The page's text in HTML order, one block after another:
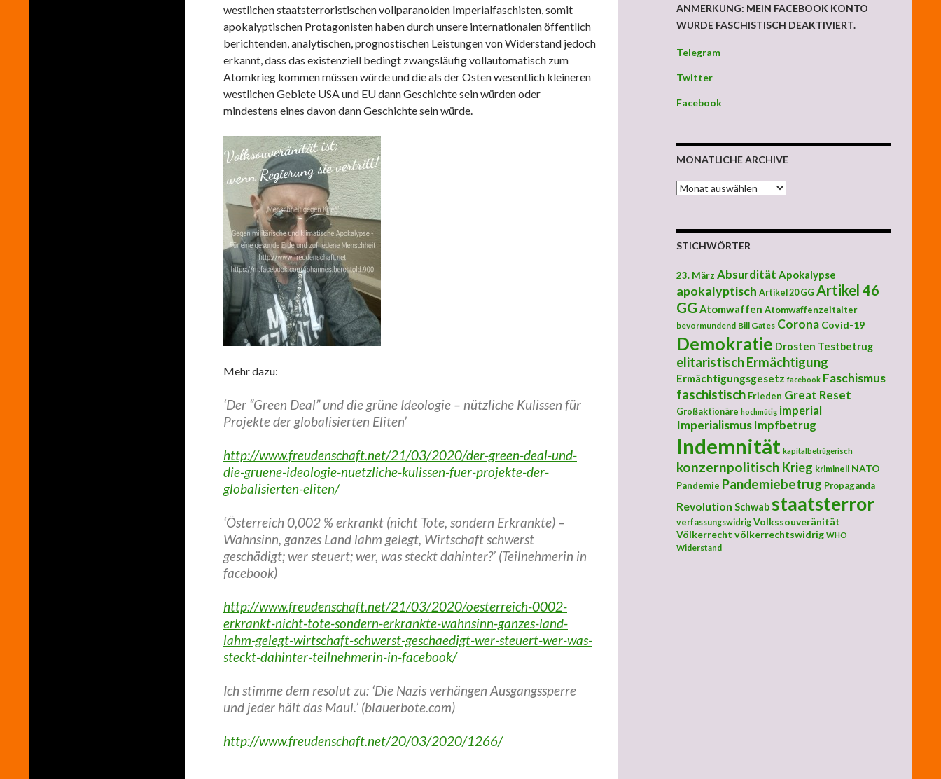
westlichen staatsterroristischen vollparanoiden Imperialfaschisten, somit
apokalyptischen Protagonisten haben durch unsere internationalen öffentlich
berichtenden, analytischen, prognostischen Leistungen von Widerstand jedoch
erkannt, dass das existenziell bedingt zwangsläufig vollautomatisch zum
Atomkrieg kommen müssen würde und die als der Osten wesentlich kleineren
westlichen Gebiete USA und EU dann Geschichte sein würden oder
mindestens eines davon dann Geschichte sein würde.
Mehr dazu:
‘Der “Green Deal” und die grüne Ideologie – nützliche Kulissen für
Projekte der globalisierten Eliten’
http://www.freudenschaft.net/21/03/2020/der-green-deal-und-
die-gruene-ideologie-nuetzliche-kulissen-fuer-projekte-der-
globalisierten-eliten/
‘Österreich 0,002 % erkrankt (nicht Tote, sondern Erkrankte) –
Wahnsinn, ganzes Land lahm gelegt, Wirtschaft schwerst
geschädigt; wer steuert; wer, was steckt dahinter?’ (Teilnehmerin in
facebook)
http://www.freudenschaft.net/21/03/2020/oesterreich-0002-
erkrankt-nicht-tote-sondern-erkrankte-wahnsinn-ganzes-land-
lahm-gelegt-wirtschaft-schwerst-geschaedigt-wer-steuert-wer-was-
steckt-dahinter-teilnehmerin-in-facebook/
Ich stimme dem resolut zu: ‘Die Nazis verhängen Ausgangssperre
und jeder hält das Maul.’ (blauerbote.com)
http://www.freudenschaft.net/20/03/2020/1266/
ANMERKUNG: MEIN FACEBOOK KONTO
WURDE FASCHISTISCH DEAKTIVIERT.
Telegram
Twitter
Facebook
MONATLICHE ARCHIVE
MONATLICHE ARCHIVE
STICHWÖRTER
23. März Absurdität Apokalypse
apokalyptisch Artikel 20 GG Artikel 46
GG Atomwaffen Atomwaffenzeitalter
bevormundend Bill Gates Corona Covid-19
Demokratie Drosten Testbetrug
elitaristischErmächtigung
Ermächtigungsgesetz facebook Faschismus
faschistisch Frieden Great Reset
Großaktionäre hochmütig imperial
Imperialismus Impfbetrug
Indemnität kapitalbetrügerisch
konzernpolitisch Krieg kriminell
NATO
Pandemie Pandemiebetrug Propaganda
Revolution Schwabstaatsterror
verfassungswidrig Volkssouveränität
Völkerrecht völkerrechtswidrig WHO
Widerstand